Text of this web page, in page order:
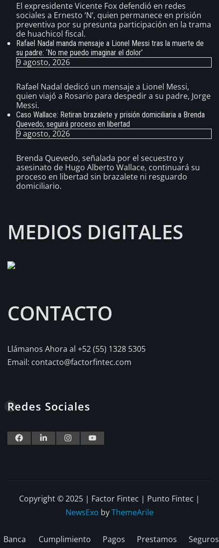
El expresidente Vicente Fox defendió en redes
sociales a Ernesto ‘N’, quien permanece en prisión
preventiva por su presunta participación en la trama
de huachicol fiscal.
Rafael Nadal manda mensaje a Lionel Messi tras la muerte de
su padre: ‘No me puedo imaginar el dolor’
9 agosto, 2026
Rafael Nadal dedicó un mensaje a Lionel Messi,
quien viajó a Rosario para despedir a su padre, Jorge
Messi.
Caso Wallace: Retiran brazalete y prisión domiciliaria a Brenda
Quevedo; seguirá proceso en libertad
9 agosto, 2026
Brenda Quevedo, señalada por el secuestro y
asesinato de Hugo Alberto Wallace, continuará su
proceso en libertad sin brazalete ni resguardo
domiciliario.
MEDIOS DIGITALES
CONTACTO
Llámanos Ahora al +52 (55) 1328 5305
Email: contacto@factorfintec.com
Redes Sociales
Copyright © 2025 | Factor Fintec | Punto Fintec |
NewsExo byThemeArile
Banca
Cumplimiento Pagos Prestamos Seguros